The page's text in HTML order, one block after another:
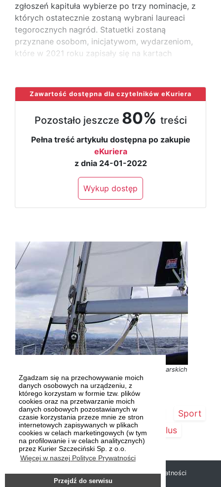
Zgadzam się na przechowywanie moich
danych osobowych na urządzeniu, z
którego korzystam w formie tzw. plików
cookies oraz na przetwarzanie moich
danych osobowych pozostawianych w
czasie korzystania przeze mnie ze stron
internetowych zapisywanych w plikach
cookies w celach marketingowych (w tym
na profilowanie i w celach analitycznych)
przez Kurier Szczeciński Sp. z o.o.
Więcej w naszej Polityce Prywatności
Przejdź do serwisu
zgłoszeń kapituła wybierze po trzy nominacje, z
których ostatecznie zostaną wybrani laureaci
tegorocznych nagród. Statuetki zostaną
przyznane osobom, inicjatywom, wydarzeniom,
które w 2021 roku zapisały się na kartach
Zawartość dostępna dla czytelników eKuriera
Pozostało jeszcze 80% treści
Pełna treść artykułu dostępna po zakupie
eKuriera
z dnia 24-01-2022
Wykup dostęp
To szósta edycja Międzynarodowych Nagród Żeglarskich
Szczecina Fot. Artur BAKAJ
Strona główna Szczecin/Region
Sport
Kultura
Kurier Plus
Copyright © 2019 Kurier Szczeciński |Polityka prywatności